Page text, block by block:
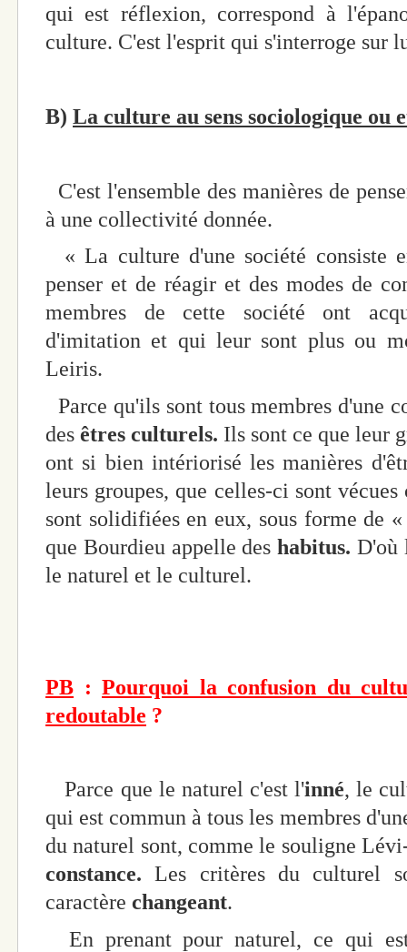
qui est réflexion, correspond à
culture. C'est l'esprit qui s'interroge sur
B) La culture au sens sociologique ou
C'est l'ensemble des manières de
à une collectivité donnée.
« La culture d'une société consiste
penser et de réagir et des modes de
membres de cette société ont
d'imitation et qui leur sont plus ou
Leiris.
Parce qu'ils sont tous membres d'une
des êtres culturels. Ils sont ce que leur
ont si bien intériorisé les manières
leurs groupes, que celles-ci sont
sont solidifiées en eux, sous forme de
que Bourdieu appelle deshabitus.D'où
le naturel et le culturel.
PB : Pourquoi la confusion du
redoutable ?
Parce que le naturel c'est l'inné, le
qui est commun à tous les membres
du naturel sont, comme le souligne
constance. Les critères du culturel
caractère changeant.
En prenant pour naturel, ce qui